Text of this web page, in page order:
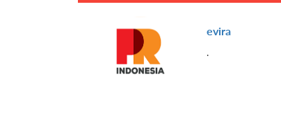
evira
.